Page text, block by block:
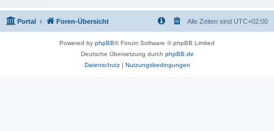
Portal Foren-Übersicht Alle Zeiten sind UTC+02:00
Powered by phpBB® Forum Software © phpBB Limited
Deutsche Übersetzung durch phpBB.de
Datenschutz| Nutzungsbedingungen